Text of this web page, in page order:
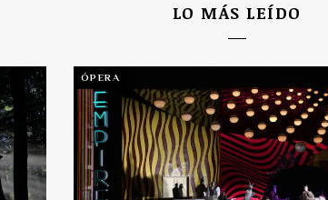
LO MÁS LEÍDO
ÓPERA